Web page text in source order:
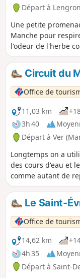
Départ à
Une petite
Manche pour
l'odeur de l'herbe
Circuit du
Office de
11,03 km
3h 40
Départ à Ver
Longtemps on a
des cours d'eau et
comme autant de
l'eau sur le cours
cours de la Sienne,
accueillir les grands
atlantique, lamproie
seuil du Moulin de
pour faciliter leur
Le Saint-
Office de
14,62 km
4h 35
Départ à Saint-